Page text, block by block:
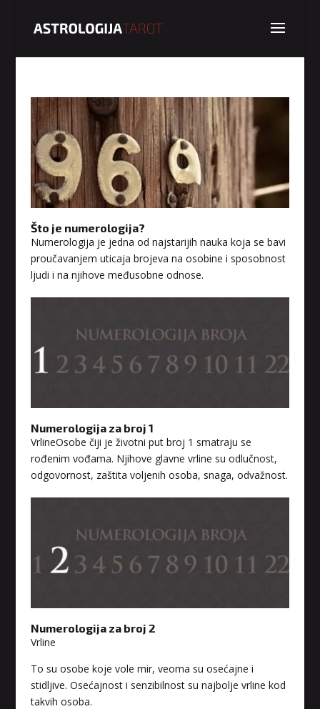
Što je numerologija?
Numerologija je jedna od najstarijih nauka koja se bavi
proučavanjem uticaja brojeva na osobine i sposobnost
ljudi i na njihove međusobne odnose.
Numerologija za broj 1
VrlineOsobe čiji je životni put broj 1 smatraju se
rođenim vođama. Njihove glavne vrline su odlučnost,
odgovornost, zaštita voljenih osoba, snaga, odvažnost.
Numerologija za broj 2
Vrline
To su osobe koje vole mir, veoma su osećajne i
stidljive. Osećajnost i senzibilnost su najbolje vrline kod
takvih osoba.